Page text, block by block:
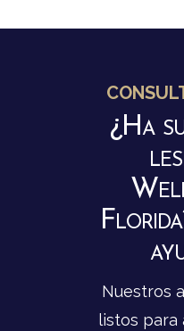
¿Ha
Nuestros
listos para